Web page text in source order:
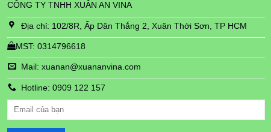
CÔNG TY TNHH XUÂN AN VINA
Địa chỉ: 102/8R, Ấp Dân Thắng 2, Xuân Thới Sơn, TP HCM
MST: 0314796618
Mail: xuanan@xuananvina.com
Hotline: 0909 122 157